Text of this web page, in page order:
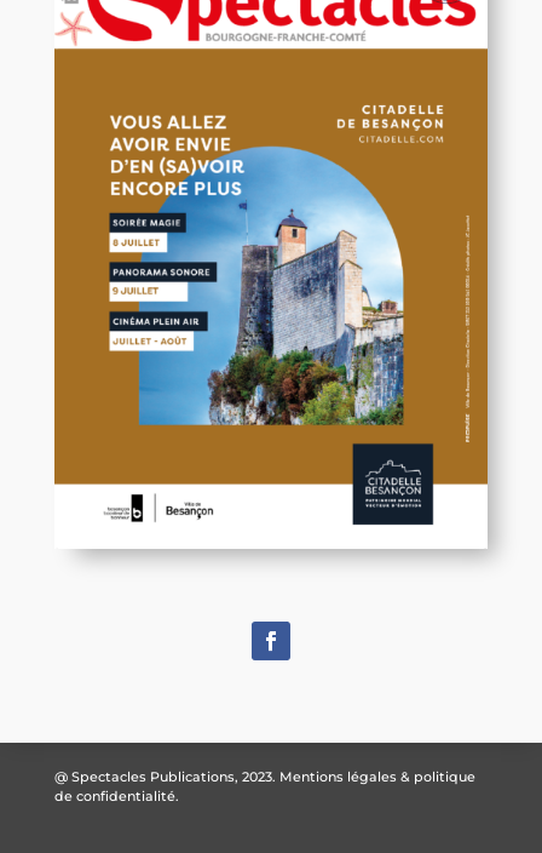
@ Spectacles Publications, 2023. Mentions légales & politique
de confidentialité.